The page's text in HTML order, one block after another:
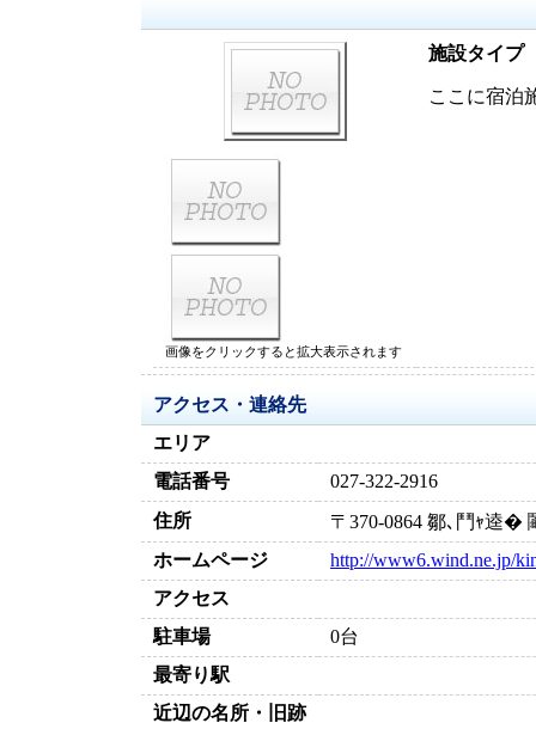
施設タイプ
ここに宿泊
画像をクリックすると拡大表示されます
アクセス・連絡先
エリア
電話番号
027-322-2916
住所
〒370-0864 鄒､鬥ｬ逵
ホームページ
http://www6.wind.ne.jp/
アクセス
駐車場
0台
最寄り駅
近辺の名所・旧跡